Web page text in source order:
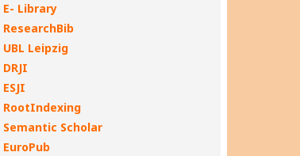
E- Library
ResearchBib
UBL Leipzig
DRJI
ESJI
RootIndexing
Semantic Scholar
EuroPub